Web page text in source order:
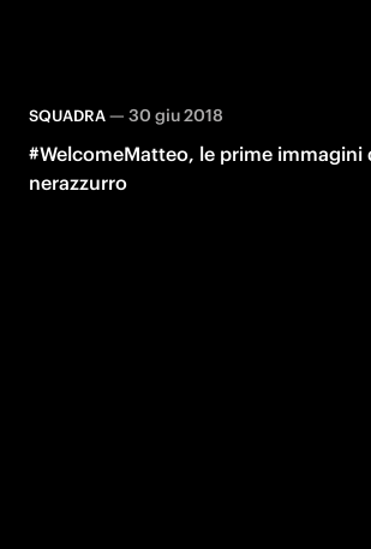
SQUADRA— 30 giu 2018
#WelcomeMatteo, le prime immagini
nerazzurro